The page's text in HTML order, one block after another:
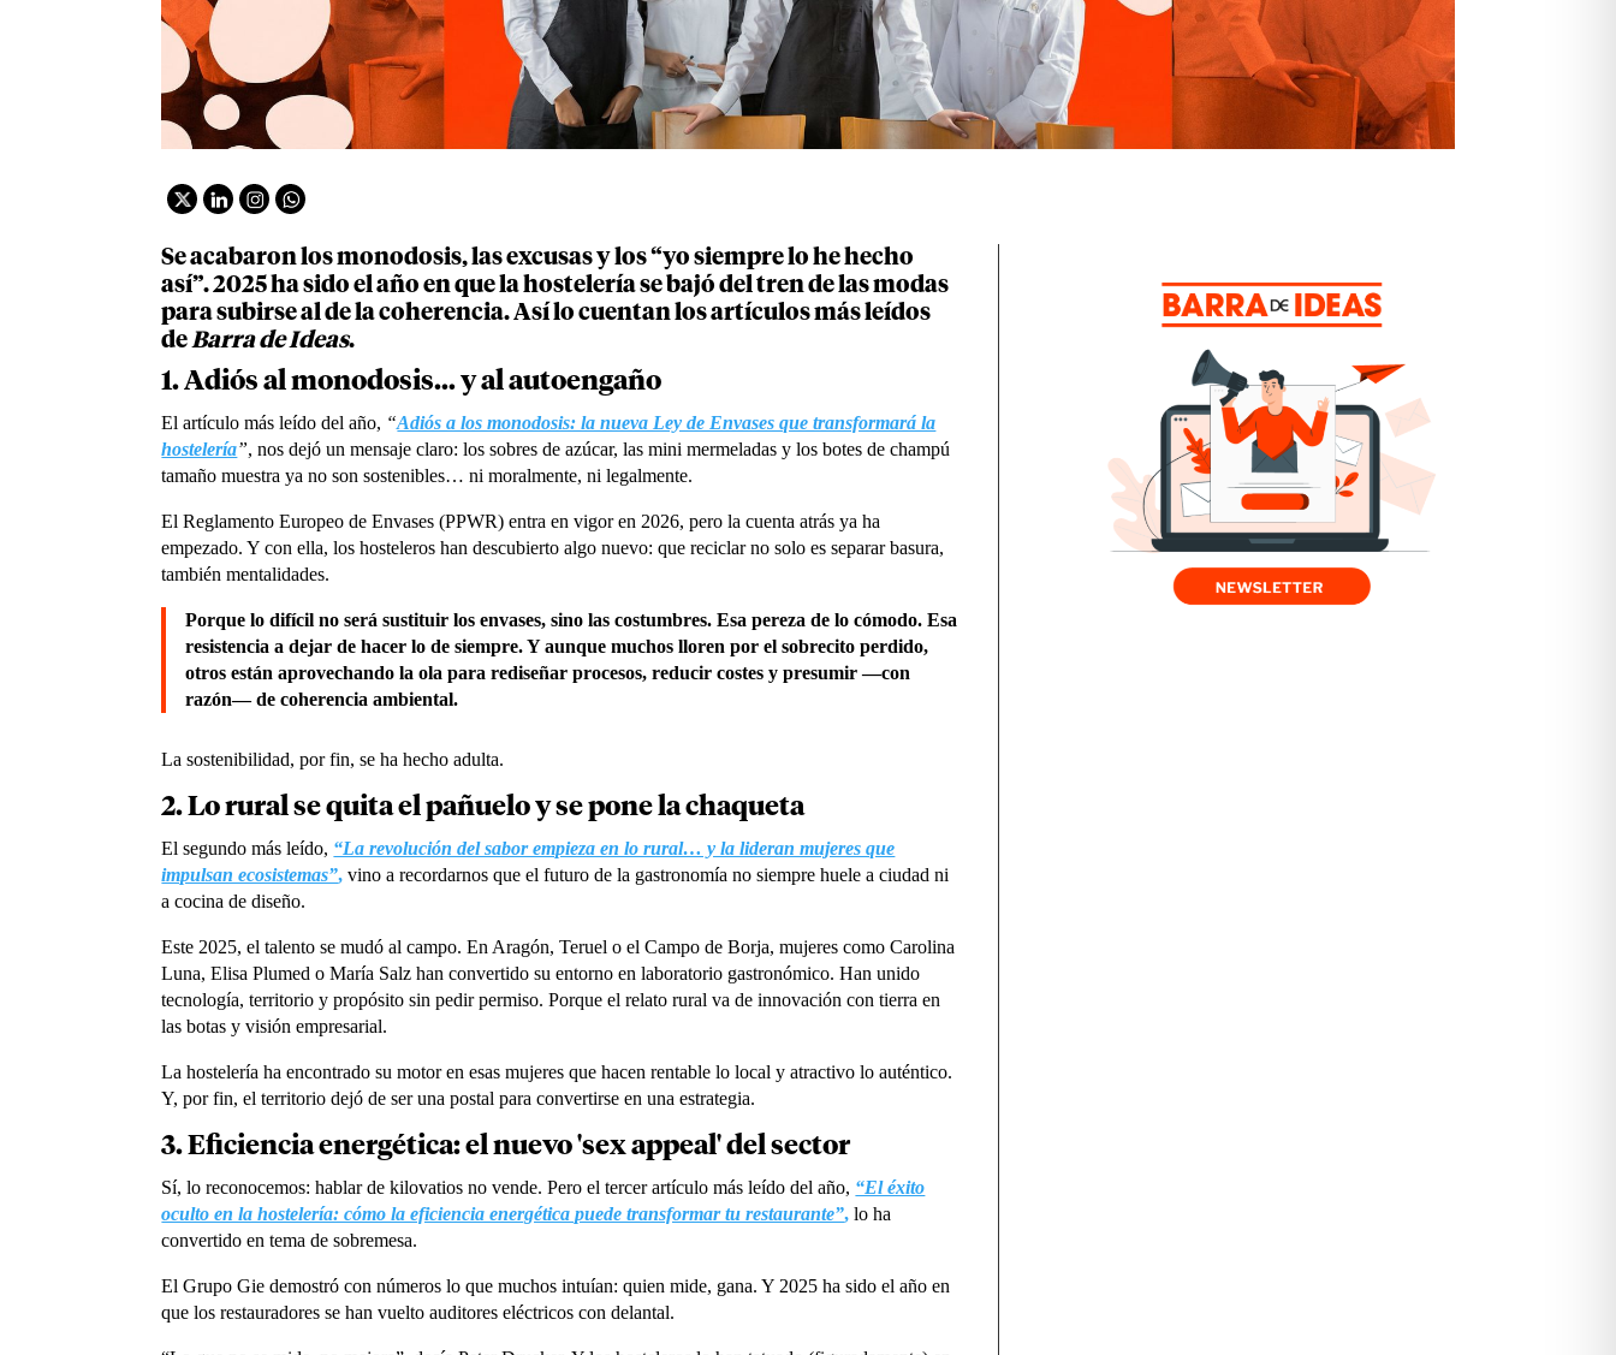
Se acabaron los monodosis, las excusas y los “yo siempre lo he hecho
así”. 2025 ha sido el año en que la hostelería se bajó del tren de las modas
para subirse al de la coherencia. Así lo cuentan los artículos más leídos
deBarra de Ideas.
1. Adiós al monodosis… y al autoengaño
El artículo más leído del año, “Adiós a los monodosis: la nueva Ley de Envases que transformará la
hostelería”, nos dejó un mensaje claro: los sobres de azúcar, las mini mermeladas y los botes de champú
tamaño muestra ya no son sostenibles… ni moralmente, ni legalmente.
El Reglamento Europeo de Envases (PPWR) entra en vigor en 2026, pero la cuenta atrás ya ha
empezado. Y con ella, los hosteleros han descubierto algo nuevo: que reciclar no solo es separar basura,
también mentalidades.
Porque lo difícil no será sustituir los envases, sino las costumbres. Esa pereza de lo cómodo. Esa
resistencia a dejar de hacer lo de siempre. Y aunque muchos lloren por el sobrecito perdido,
otros están aprovechando la ola para rediseñar procesos, reducir costes y presumir —con
razón— de coherencia ambiental.
La sostenibilidad, por fin, se ha hecho adulta.
2. Lo rural se quita el pañuelo y se pone la chaqueta
El segundo más leído, “La revolución del sabor empieza en lo rural… y la lideran mujeres que
impulsan ecosistemas”, vino a recordarnos que el futuro de la gastronomía no siempre huele a ciudad ni
a cocina de diseño.
Este 2025, el talento se mudó al campo. En Aragón, Teruel o el Campo de Borja, mujeres como Carolina
Luna, Elisa Plumed o María Salz han convertido su entorno en laboratorio gastronómico. Han unido
tecnología, territorio y propósito sin pedir permiso. Porque el relato rural va de innovación con tierra en
las botas y visión empresarial.
La hostelería ha encontrado su motor en esas mujeres que hacen rentable lo local y atractivo lo auténtico.
Y, por fin, el territorio dejó de ser una postal para convertirse en una estrategia.
3. Eficiencia energética: el nuevo 'sex appeal' del sector
Sí, lo reconocemos: hablar de kilovatios no vende. Pero el tercer artículo más leído del año, “El éxito
oculto en la hostelería: cómo la eficiencia energética puede transformar tu restaurante”, lo ha
convertido en tema de sobremesa.
El Grupo Gie demostró con números lo que muchos intuían: quien mide, gana. Y 2025 ha sido el año en
que los restauradores se han vuelto auditores eléctricos con delantal.